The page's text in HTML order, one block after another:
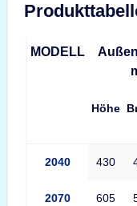
MODELL
Höhe
2040 430
2070 605